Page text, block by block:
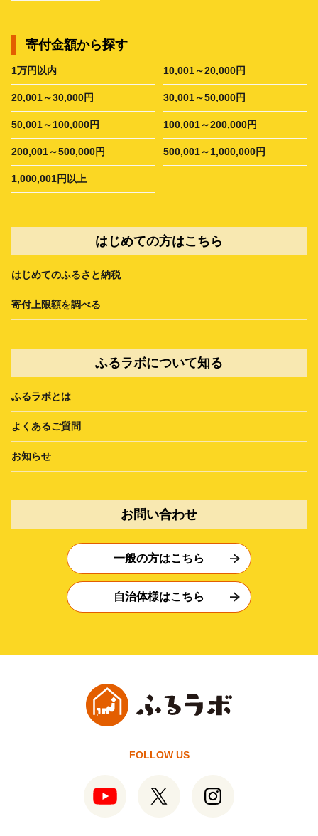
寄付金額から探す
1万円以内 10,001～20,000円
20,001～30,000円 30,001～50,000円
50,001～100,000円 100,001～200,000円
200,001～500,000円 500,001～1,000,000円
1,000,001円以上
はじめての方はこちら
はじめてのふるさと納税
寄付上限額を調べる
ふるラボについて知る
ふるラボとは
よくあるご質問
お知らせ
お問い合わせ
一般の方はこちら
自治体様はこちら
FOLLOW US